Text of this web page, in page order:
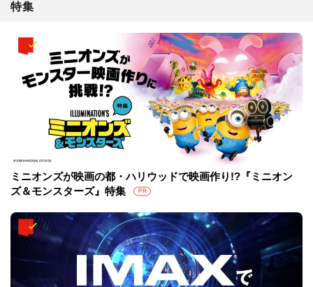
特集
ミニオンズが映画の都・ハリウッドで映画作り!?『ミニオン
ズ＆モンスターズ』特集
PR